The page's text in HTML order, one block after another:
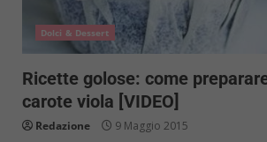
Dolci & Dessert
Ricette golose: come
carote viola [VIDEO]
Redazione 9 Maggio 2015